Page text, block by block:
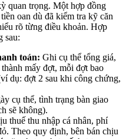
quan trọng. Một hợp đồng
oan dù đã kiểm tra kỹ căn
rõ từng điều khoản. Hợp
sau:
toán: Ghi cụ thể tổng giá,
mấy đợt, mỗi đợt bao
dụ: đợt 2 sau khi công chứng,
cụ thể, tình trạng bàn giao
sẽ không).
thuế thu nhập cá nhân, phí
Theo quy định, bên bán chịu